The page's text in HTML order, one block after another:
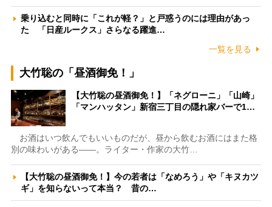
乗り込むと同時に「これが軽？」と戸惑うのには理由があっ
た 「日産ルークス」さらなる躍進…
一覧を見る
大竹聡の「昼酒御免！」
【大竹聡の昼酒御免！】「ネグローニ」「山崎」
「マンハッタン」新宿三丁目の隠れ家バーで1…
お酒はいつ飲んでもいいものだが、昼から飲むお酒にはまた格
別の味わいがある――。ライター・作家の大竹…
【大竹聡の昼酒御免！】今の若者は「なめろう」や「キヌカツ
ギ」を知らないって本当？ 昔の…